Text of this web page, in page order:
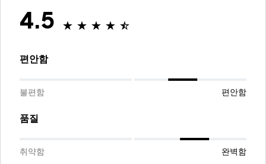
4.5
편안함
불편함 편안함
품질
취약함 완벽함